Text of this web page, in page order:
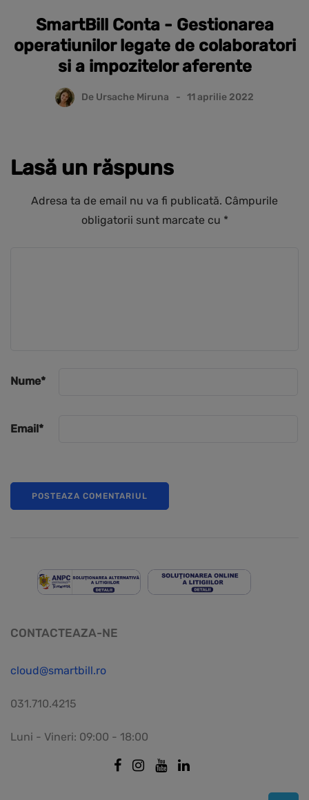
SmartBill Conta - Gestionarea
operatiunilor legate de colaboratori
si a impozitelor aferente
De Ursache Miruna 11 aprilie 2022
Lasă un răspuns
Adresa ta de email nu va fi publicată. Câmpurile
obligatorii sunt marcate cu *
Nume*
Email*
CONTACTEAZA-NE
cloud@smartbill.ro
031.710.4215
Luni - Vineri: 09:00 - 18:00